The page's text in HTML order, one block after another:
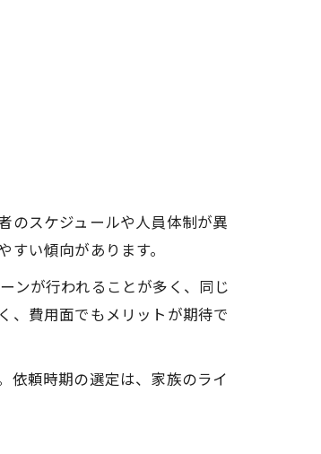
のスケジュールや人員体制が異
い傾向があります。
ンが行われることが多く、同じ
、費用面でもメリットが期待で
依頼時期の選定は、家族のライ